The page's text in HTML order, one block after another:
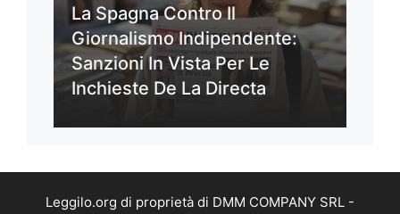
La Spagna Contro Il
Giornalismo Indipendente:
Sanzioni In Vista Per Le
Inchieste De La Directa
Leggilo.org di proprietà di DMM COMPANY SRL -